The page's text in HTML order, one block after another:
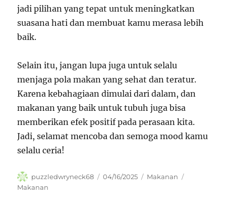
jadi pilihan yang tepat untuk meningkatkan
suasana hati dan membuat kamu merasa lebih
baik.
Selain itu, jangan lupa juga untuk selalu
menjaga pola makan yang sehat dan teratur.
Karena kebahagiaan dimulai dari dalam, dan
makanan yang baik untuk tubuh juga bisa
memberikan efek positif pada perasaan kita.
Jadi, selamat mencoba dan semoga mood kamu
selalu ceria!
Author
puzzledwryneck68
Posted
04/16/2025 Categories
Makanan
Makanan